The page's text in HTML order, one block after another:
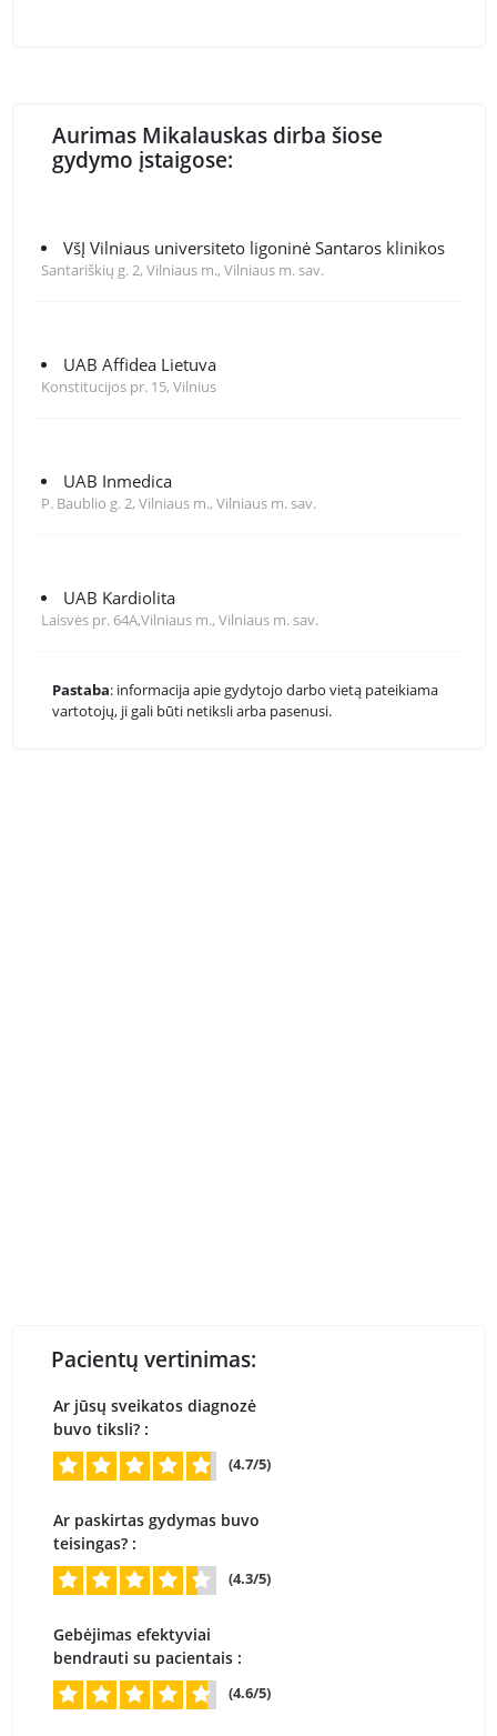
Aurimas Mikalauskas dirba šiose
gydymo įstaigose:
VšĮ Vilniaus universiteto ligoninė Santaros klinikos
Santariškių g. 2, Vilniaus m., Vilniaus m. sav.
UAB Affidea Lietuva
Konstitucijos pr. 15, Vilnius
UAB Inmedica
P. Baublio g. 2, Vilniaus m., Vilniaus m. sav.
UAB Kardiolita
Laisvės pr. 64A,Vilniaus m., Vilniaus m. sav.
Pastaba: informacija apie gydytojo darbo vietą pateikiama
vartotojų, ji gali būti netiksli arba pasenusi.
Pacientų vertinimas:
Ar jūsų sveikatos diagnozė
buvo tiksli? :
(4.7/5)
Ar paskirtas gydymas buvo
teisingas? :
(4.3/5)
Gebėjimas efektyviai
bendrauti su pacientais :
(4.6/5)